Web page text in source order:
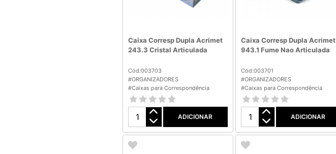
Caixa Corresp Dupla Acrimet
243.3 Cristal Articulada
Cód:003703
#ORGANIZADORES
#Caixas para Correspondência
ADICIONAR
Caixa Corresp Dupla Acrimet
943.1 Fume Nao Articulada
Cód:003701
#ORGANIZADORES
#Caixas para Correspondência
ADICIONAR